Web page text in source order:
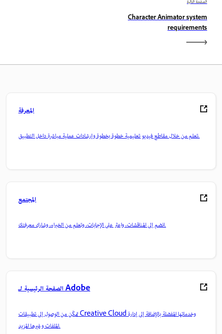
الصفحة التالية
Character Animator system
requirements
المعرفة
تعلم من خلال مقاطع فيديو تعليمية خطوة بخطوة وإرشادات عملية مباشرة داخل التطبيق.
المجتمع
انضم إلى المناقشات، واعثر على الإجابات، وتعلم من الخبراء، وشارك معرفتك.
الصفحة الرئيسية لـ Adobe
تمكّن من الوصول إلى تطبيقات Creative Cloud وخدماتها المفضلة بالإضافة إلى إدارة
الملفات وغيرها المزيد.